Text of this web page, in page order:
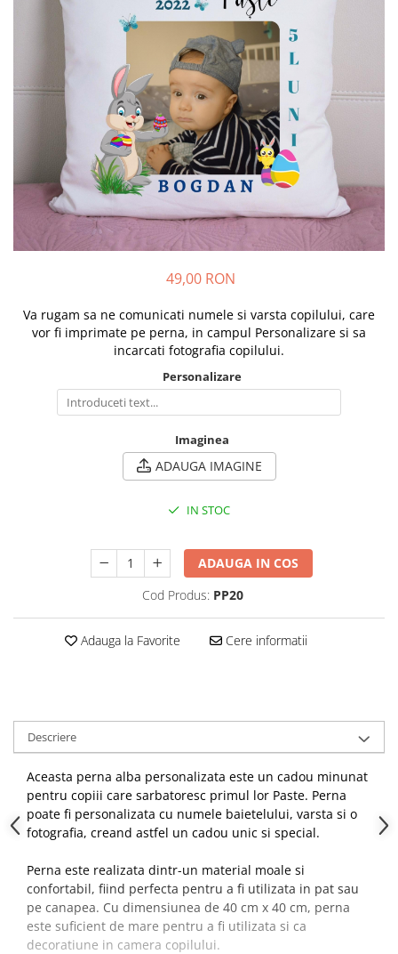
Brelocuri Personalizate
Semn de carte
Card metalic
Cadouri Copii
Cadouri pentru Craciun
Cadouri 1-8 Martie
Cadouri Paste
Halloween
Tablou Personalizat
49,00 RON
Va rugam sa ne comunicati numele si varsta copilului, care
vor fi imprimate pe perna, in campul Personalizare si sa
incarcati fotografia copilului.
Personalizare
Imaginea
ADAUGA IMAGINE
IN STOC
ADAUGA IN COS
Cod Produs: PP20
Adauga la Favorite Cere informatii
Descriere
Aceasta perna alba personalizata este un cadou minunat
pentru copiii care sarbatoresc primul lor Paste. Perna
poate fi personalizata cu numele baietelului, varsta si o
fotografia, creand astfel un cadou unic si special.
Perna este realizata dintr-un material moale si
confortabil, fiind perfecta pentru a fi utilizata in pat sau
pe canapea. Cu dimensiunea de 40 cm x 40 cm, perna
este suficient de mare pentru a fi utilizata si ca
decoratiune in camera copilului.